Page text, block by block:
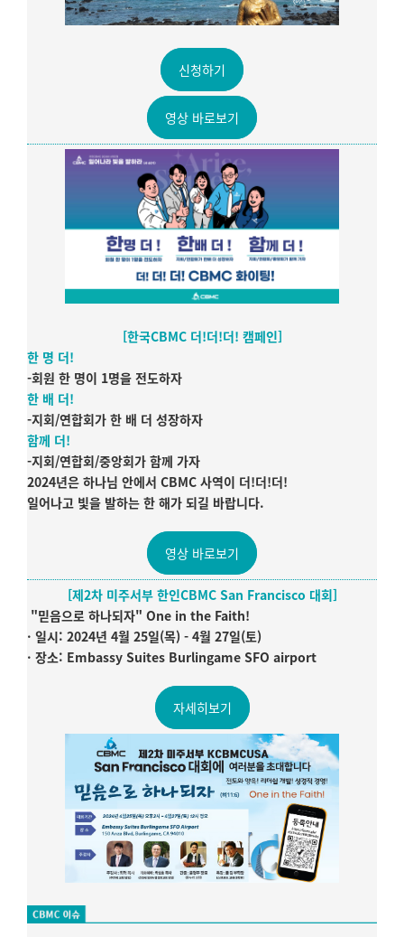
신청하기
영상 바로보기
[한국CBMC 더!더!더! 캠페인]
한 명 더!
-회원 한 명이 1명을 전도하자
한 배 더!
-지회/연합회가 한 배 더 성장하자
함께 더!
-지회/연합회/중앙회가 함께 가자
2024년은 하나님 안에서 CBMC 사역이 더!더!더!
일어나고 빛을 발하는 한 해가 되길 바랍니다.
영상 바로보기
[제2차 미주서부 한인CBMC San Francisco 대회]
"믿음으로 하나되자" One in the Faith!
· 일시: 2024년 4월 25일(목) - 4월 27일(토)
· 장소: Embassy Suites Burlingame SFO airport
자세히보기